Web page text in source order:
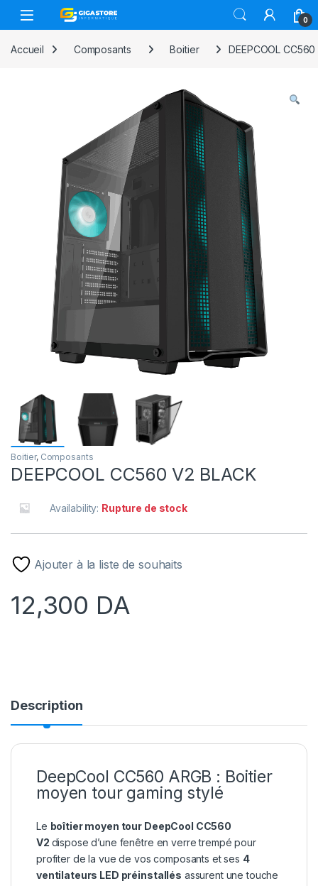
Skip to navigation
Skip to content
0
Accueil Composants Boitier DEEPCOOL
Boitier, Composants
DEEPCOOL CC560 V2 BLACK
Availability: Rupture de stock
Ajouter à la liste de souhaits
12,300 DA
Description
DeepCool CC560 ARGB : Boitier
moyen tour gaming stylé
Le boîtier moyen tour DeepCool CC560
V2 dispose d’une fenêtre en verre trempé pour
profiter de la vue de vos composants et ses 4
ventilateurs LED préinstallés assurent une touche